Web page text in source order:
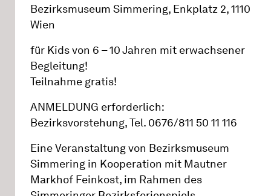
Bezirksmuseum Simmering, Enkplatz 2, 1110
Wien
für Kids von 6 – 10 Jahren mit erwachsener
Begleitung!
Teilnahme gratis!
ANMELDUNG erforderlich:
Bezirksvorstehung, Tel. 0676/811 50 11 116
Eine Veranstaltung von Bezirksmuseum
Simmering in Kooperation mit Mautner
Markhof Feinkost, im Rahmen des